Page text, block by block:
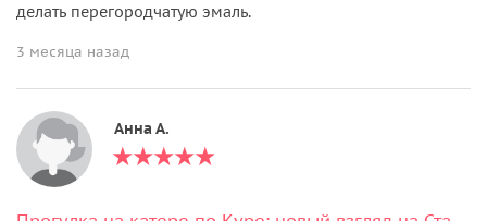
делать перегородчатую эмаль.
3 месяца назад
Анна А.